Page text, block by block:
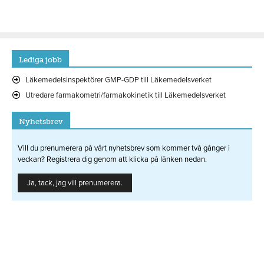
Lediga jobb
Läkemedelsinspektörer GMP-GDP till Läkemedelsverket
Utredare farmakometri/farmakokinetik till Läkemedelsverket
Nyhetsbrev
Vill du prenumerera på vårt nyhetsbrev som kommer två gånger i
veckan? Registrera dig genom att klicka på länken nedan.
Ja, tack, jag vill prenumerera.